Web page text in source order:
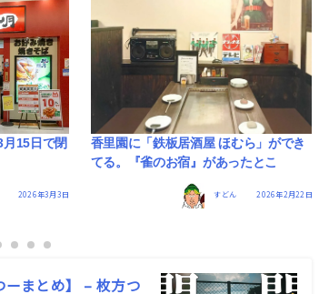
15日で閉
2026年3月3日
香里園に「鉄板居酒屋 ほむら」ができ
てる。『雀のお宿』があったとこ
すどん 2026年2月22日
まとめ】 – 枚方つ